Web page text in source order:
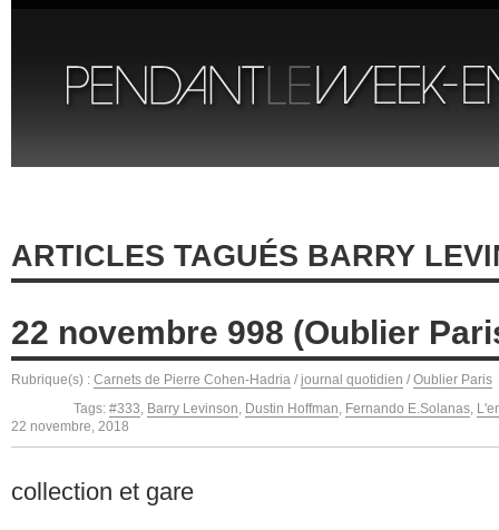
ARTICLES TAGUÉS BARRY
22 novembre 998 (Oublier
Rubrique(s) : Carnets de Pierre Cohen-Hadria / journal quotidien / Oublier Paris
Tags: #333, Barry Levinson, Dustin Hoffman, Fernando E.Solanas,
22 novembre, 2018
collection et gare